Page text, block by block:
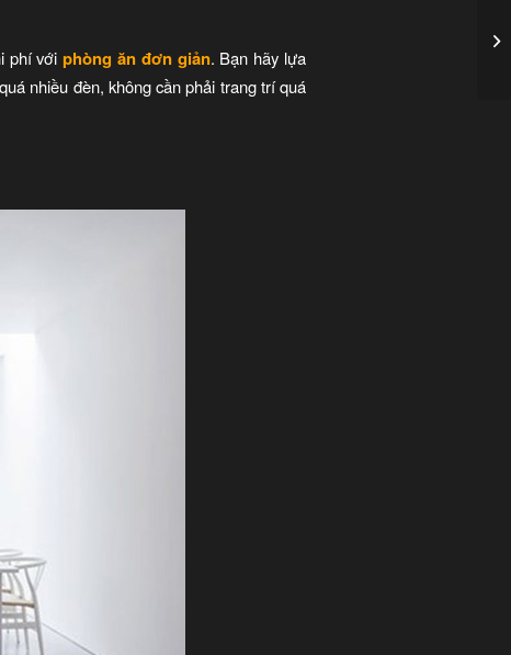
phí vớiphòng ăn đơn giản. Bạn hãy lựa
nhiều đèn, không cần phải trang trí quá